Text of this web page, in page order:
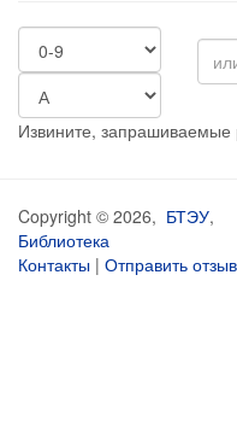
Извините,
Copyright © 2026, БТЭУ,
Библиотека
Контакты | Отправить отзыв